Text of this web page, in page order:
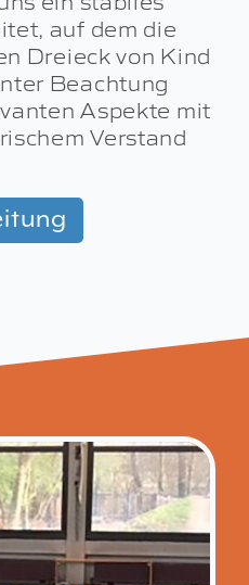
auf dem die
Dreieck von Kind
Beachtung
Aspekte mit
Verstand